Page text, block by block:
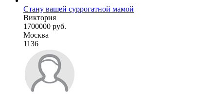
Стану вашей суррогатной мамой
Виктория
1700000 руб.
Москва
1136